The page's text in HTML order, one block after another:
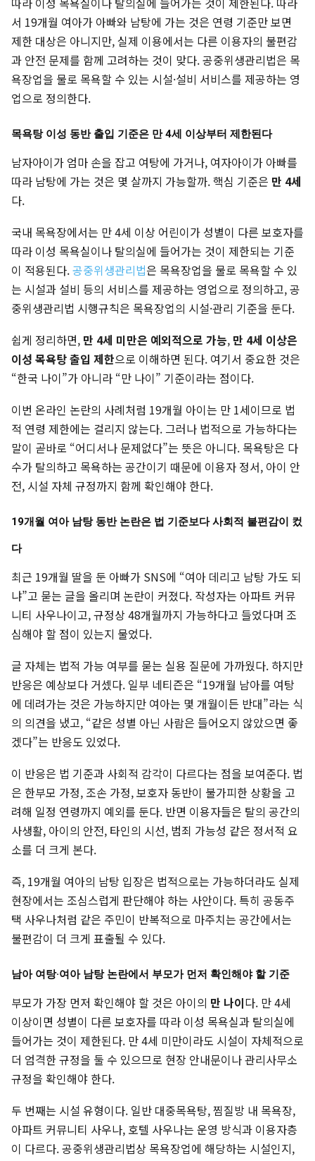
서 19개월 여아가 아빠와 남탕에 가는 것은 연령 기준만 보면
제한 대상은 아니지만, 실제 이용에서는 다른 이용자의 불편감
과 안전 문제를 함께 고려하는 것이 맞다. 공중위생관리법은 목
욕장업을 물로 목욕할 수 있는 시설·설비 서비스를 제공하는 영
업으로 정의한다.
목욕탕 이성 동반 출입 기준은 만 4세 이상부터 제한된다
남자아이가 엄마 손을 잡고 여탕에 가거나, 여자아이가 아빠를
따라 남탕에 가는 것은 몇 살까지 가능할까. 핵심 기준은 만 4세
다.
국내 목욕장에서는 만 4세 이상 어린이가 성별이 다른 보호자를
따라 이성 목욕실이나 탈의실에 들어가는 것이 제한되는 기준
이 적용된다.공중위생관리법은 목욕장업을 물로 목욕할 수 있
는 시설과 설비 등의 서비스를 제공하는 영업으로 정의하고, 공
중위생관리법 시행규칙은 목욕장업의 시설·관리 기준을 둔다.
쉽게 정리하면, 만 4세 미만은 예외적으로 가능, 만 4세 이상은
이성 목욕탕 출입 제한으로 이해하면 된다. 여기서 중요한 것은
“한국 나이”가 아니라 “만 나이” 기준이라는 점이다.
이번 온라인 논란의 사례처럼 19개월 아이는 만 1세이므로 법
적 연령 제한에는 걸리지 않는다. 그러나 법적으로 가능하다는
말이 곧바로 “어디서나 문제없다”는 뜻은 아니다. 목욕탕은 다
수가 탈의하고 목욕하는 공간이기 때문에 이용자 정서, 아이 안
전, 시설 자체 규정까지 함께 확인해야 한다.
19개월 여아 남탕 동반 논란은 법 기준보다 사회적 불편감이 컸
다
최근 19개월 딸을 둔 아빠가 SNS에 “여아 데리고 남탕 가도 되
냐”고 묻는 글을 올리며 논란이 커졌다. 작성자는 아파트 커뮤
니티 사우나이고, 규정상 48개월까지 가능하다고 들었다며 조
심해야 할 점이 있는지 물었다.
글 자체는 법적 가능 여부를 묻는 실용 질문에 가까웠다. 하지만
반응은 예상보다 거셌다. 일부 네티즌은 “19개월 남아를 여탕
에 데려가는 것은 가능하지만 여아는 몇 개월이든 반대”라는 식
의 의견을 냈고, “같은 성별 아닌 사람은 들어오지 않았으면 좋
겠다”는 반응도 있었다.
이 반응은 법 기준과 사회적 감각이 다르다는 점을 보여준다. 법
은 한부모 가정, 조손 가정, 보호자 동반이 불가피한 상황을 고
려해 일정 연령까지 예외를 둔다. 반면 이용자들은 탈의 공간의
사생활, 아이의 안전, 타인의 시선, 범죄 가능성 같은 정서적 요
소를 더 크게 본다.
즉, 19개월 여아의 남탕 입장은 법적으로는 가능하더라도 실제
현장에서는 조심스럽게 판단해야 하는 사안이다. 특히 공동주
택 사우나처럼 같은 주민이 반복적으로 마주치는 공간에서는
불편감이 더 크게 표출될 수 있다.
남아 여탕·여아 남탕 논란에서 부모가 먼저 확인해야 할 기준
부모가 가장 먼저 확인해야 할 것은 아이의 만 나이다. 만 4세
이상이면 성별이 다른 보호자를 따라 이성 목욕실과 탈의실에
들어가는 것이 제한된다. 만 4세 미만이라도 시설이 자체적으로
더 엄격한 규정을 둘 수 있으므로 현장 안내문이나 관리사무소
규정을 확인해야 한다.
두 번째는 시설 유형이다. 일반 대중목욕탕, 찜질방 내 목욕장,
아파트 커뮤니티 사우나, 호텔 사우나는 운영 방식과 이용자층
이 다르다. 공중위생관리법상 목욕장업에 해당하는 시설인지,